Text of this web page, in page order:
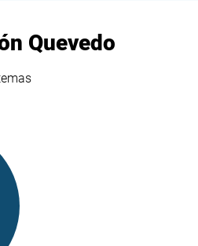
Quevedo